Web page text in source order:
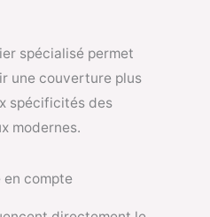
spécialisé permet
une couverture plus
spécificités des
modernes.
en compte